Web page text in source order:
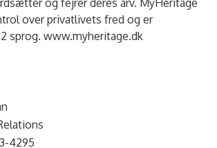
og fejrer deres arv. MyHeritage
over privatlivets fred og er
sprog. www.myheritage.dk
4295